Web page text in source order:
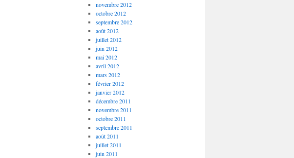
novembre 2012
octobre 2012
septembre 2012
août 2012
juillet 2012
juin 2012
mai 2012
avril 2012
mars 2012
février 2012
janvier 2012
décembre 2011
novembre 2011
octobre 2011
septembre 2011
août 2011
juillet 2011
juin 2011